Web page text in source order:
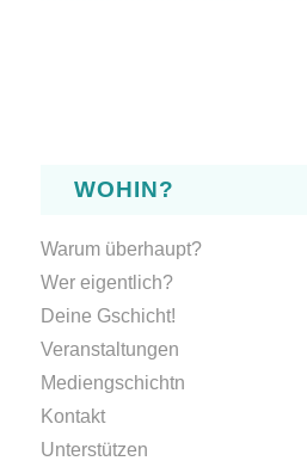
WOHIN?
Warum überhaupt?
Wer eigentlich?
Deine Gschicht!
Veranstaltungen
Mediengschichtn
Kontakt
Unterstützen